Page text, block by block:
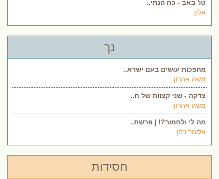
טו' באב - כח הנתי..
אלון
נך
מהפכות עושים בעם ישרא..
משה אהרון
צדקה - שני קצוות של ח..
משה אהרון
מה לי ולחמור?! | פרשת..
אלעזר כהן
חסידות